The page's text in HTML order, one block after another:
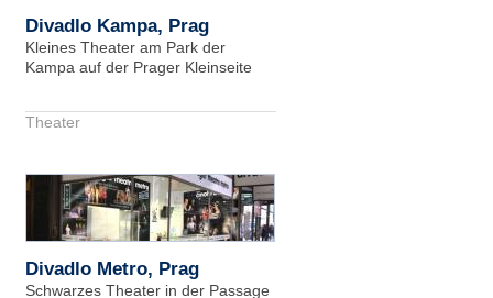
Divadlo Kampa, Prag
Kleines Theater am Park der
Kampa auf der Prager Kleinseite
Theater
Divadlo Metro, Prag
Schwarzes Theater in der Passage